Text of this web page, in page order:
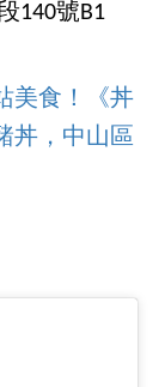
140號B1
美食！《丼
丼，中山區